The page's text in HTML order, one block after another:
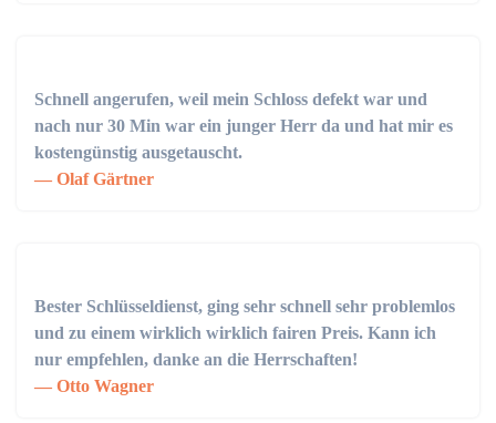
Schnell angerufen, weil mein Schloss defekt war und
nach nur 30 Min war ein junger Herr da und hat mir es
kostengünstig ausgetauscht.
Olaf Gärtner
Bester Schlüsseldienst, ging sehr schnell sehr problemlos
und zu einem wirklich wirklich fairen Preis. Kann ich
nur empfehlen, danke an die Herrschaften!
Otto Wagner